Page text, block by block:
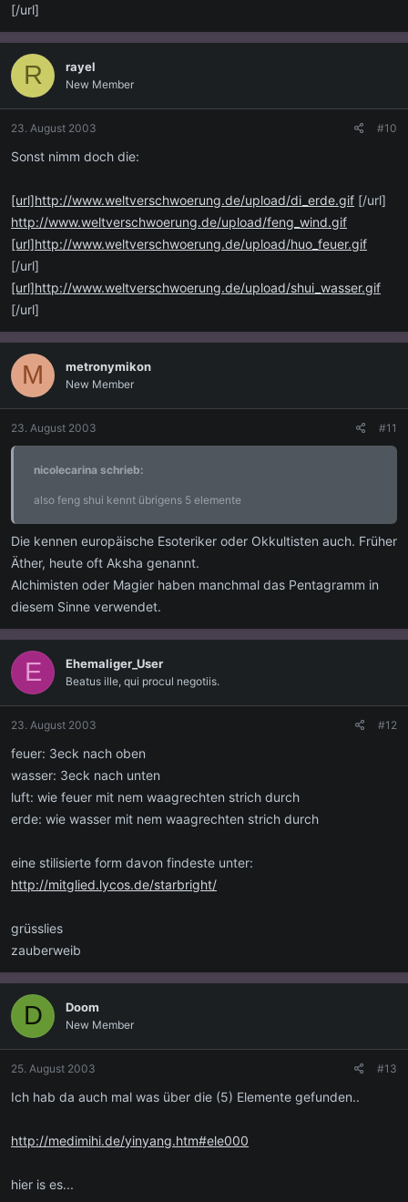
[/url]
R rayel
New Member
23. August 2003 #10
Sonst nimm doch die:
[url]http://www.weltverschwoerung.de/upload/di_erde.gif [/url]
http://www.weltverschwoerung.de/upload/feng_wind.gif
[url]http://www.weltverschwoerung.de/upload/huo_feuer.gif
[/url]
[url]http://www.weltverschwoerung.de/upload/shui_wasser.gif
[/url]
M metronymikon
New Member
23. August 2003 #11
nicolecarina schrieb:
also feng shui kennt übrigens 5 elemente
Die kennen europäische Esoteriker oder Okkultisten auch. Früher
Äther, heute oft Aksha genannt.
Alchimisten oder Magier haben manchmal das Pentagramm in
diesem Sinne verwendet.
E Ehemaliger_User
Beatus ille, qui procul negotiis.
23. August 2003 #12
feuer: 3eck nach oben
wasser: 3eck nach unten
luft: wie feuer mit nem waagrechten strich durch
erde: wie wasser mit nem waagrechten strich durch
eine stilisierte form davon findeste unter:
http://mitglied.lycos.de/starbright/
grüsslies
zauberweib
D Doom
New Member
25. August 2003 #13
Ich hab da auch mal was über die (5) Elemente gefunden..
http://medimihi.de/yinyang.htm#ele000
hier is es...